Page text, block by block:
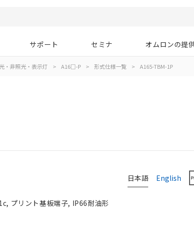
サポート セミナ オムロンの提
・非照光・表示灯 > A16□-P > 形式仕様一覧 > A165-TBM-1P
日本語 English
プリント基板端子, IP66耐油形